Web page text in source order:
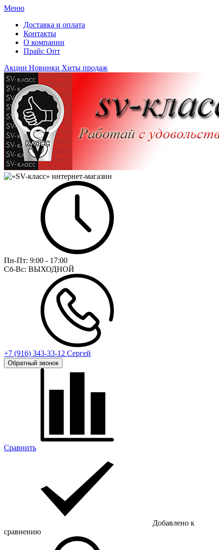
Меню
Доставка и оплата
Контакты
О компании
Прайс Опт
Акции Новинки Хиты продаж
Пн-Пт: 9:00 - 17:00
Сб-Вс: ВЫХОДНОЙ
+7 (916) 343-33-12 Сергей
Обратный звонок
Сравнить
Добавлено к
сравнению